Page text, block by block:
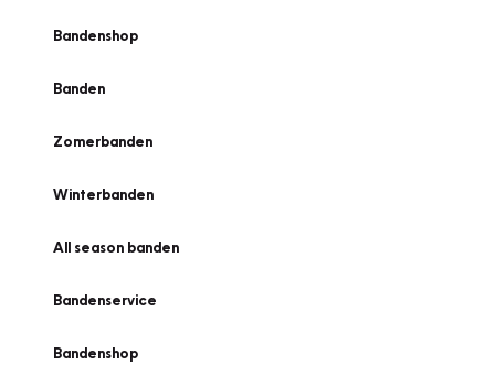
Bandenshop
Banden
Zomerbanden
Winterbanden
All season banden
Bandenservice
Bandenshop